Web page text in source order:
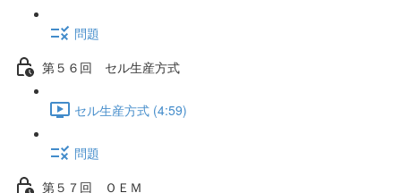
問題
第５６回 セル生産方式
セル生産方式 (4:59)
問題
第５７回 ＯＥＭ